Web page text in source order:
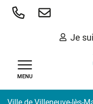
Aller
Je
MENU
Ville de Villeneuve-lès-